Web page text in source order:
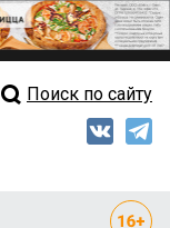
выпуск
Поиск по сайту